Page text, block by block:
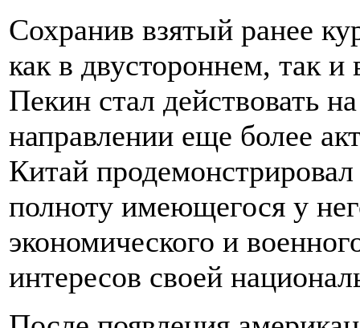
Сохранив взятый ранее
как в двустороннем, так
Пекин стал действовать
направлении еще более
Китай
полноту имеющегося у
экономического и
интересов своей